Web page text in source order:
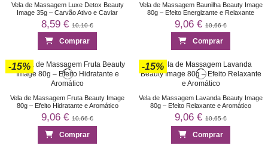
Vela de Massagem Luxe Detox Beauty
Image 35g – Carvão Ativo e Caviar
8,59 € 10,10 €
Comprar
Vela de Massagem Baunilha Beauty Image
80g – Efeito Energizante e Relaxante
9,06 € 10,66 €
Comprar
-15%
Vela de Massagem Fruta Beauty Image
80g – Efeito Hidratante e Aromático
9,06 € 10,66 €
Comprar
-15%
Vela de Massagem Lavanda Beauty Image
80g – Efeito Relaxante e Aromático
9,06 € 10,65 €
Comprar